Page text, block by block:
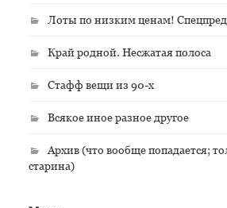
Лоты по низким ценам!
Край родной. Несжатая полоса
Стафф вещи из 90-х
Всякое иное разное другое
Архив (что вообще попадается;
старина)